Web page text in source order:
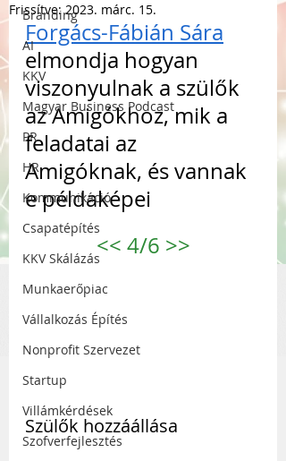
Branding
AI
KKV
Magyar Business Podcast
PR
HR
Kommunikáció
Csapatépítés
KKV Skálázás
Munkaerőpiac
Vállalkozás Építés
Nonprofit Szervezet
Startup
Villámkérdések
Szofverfejlesztés
Frissítve:2023. márc. 15.
Forgács-Fábián Sára
elmondja hogyan
viszonyulnak a szülők
az Amigókhoz, mik a
feladatai az
Amigóknak, és vannak
e példaképei
<< 4/6 >>
Szülők hozzáállása